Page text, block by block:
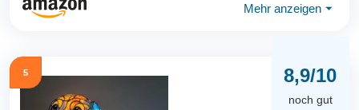
Mehr anzeigen ⏷
5 8,9/10
noch gut